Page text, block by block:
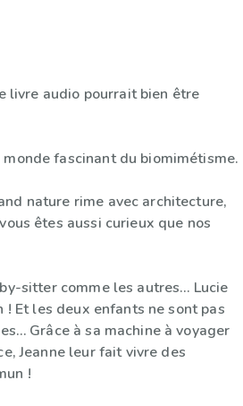
livre audio pourrait bien être
fascinant du biomimétisme.
nature rime avec architecture,
êtes aussi curieux que nos
sitter comme les autres… Lucie
Et les deux enfants ne sont pas
Grâce à sa machine à voyager
Jeanne leur fait vivre des
!